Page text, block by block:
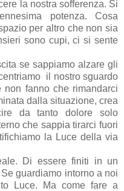
la nostra sofferenza. Si
potenza. Cosa
per altro che non sia
sono cupi, ci si sente
se sappiamo alzare gli
il nostro sguardo
fanno che rimandarci
dalla situazione, crea
da tanto dolore solo
che sappia tirarci fuori
la Luce della via
Di essere finiti in un
guardiamo intorno a noi
Luce. Ma come fare a